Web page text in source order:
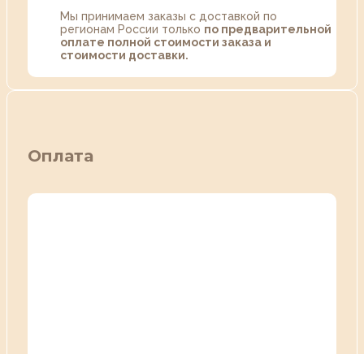
Мы принимаем заказы с доставкой по
регионам России только по предварительной
оплате полной стоимости заказа и
стоимости доставки.
Оплата